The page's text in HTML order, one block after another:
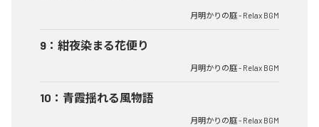
月明かりの庭 - Relax BGM
9 ： 紺夜染まる花便り
月明かりの庭 - Relax BGM
10 ： 青霞揺れる風物語
月明かりの庭 - Relax BGM